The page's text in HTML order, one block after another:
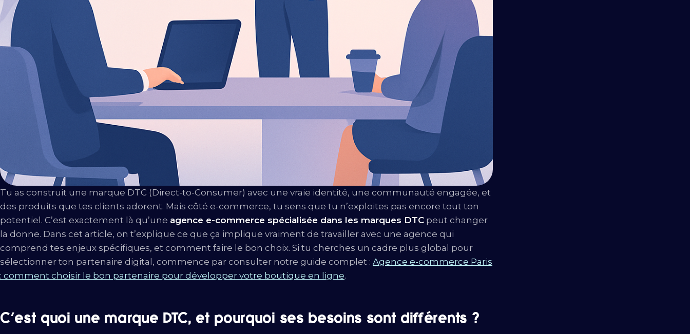
Tu as construit une marque DTC (Direct-to-Consumer) avec une vraie identité, une communauté engagée, et
des produits que tes clients adorent. Mais côté e-commerce, tu sens que tu n’exploites pas encore tout ton
potentiel. C’est exactement là qu’une agence e-commerce spécialisée dans les marques DTC peut changer
la donne. Dans cet article, on t’explique ce que ça implique vraiment de travailler avec une agence qui
comprend tes enjeux spécifiques, et comment faire le bon choix. Si tu cherches un cadre plus global pour
sélectionner ton partenaire digital, commence par consulter notre guide complet : Agence e-commerce Paris
: comment choisir le bon partenaire pour développer votre boutique en ligne.
C’est quoi une marque DTC, et pourquoi ses besoins sont différents ?